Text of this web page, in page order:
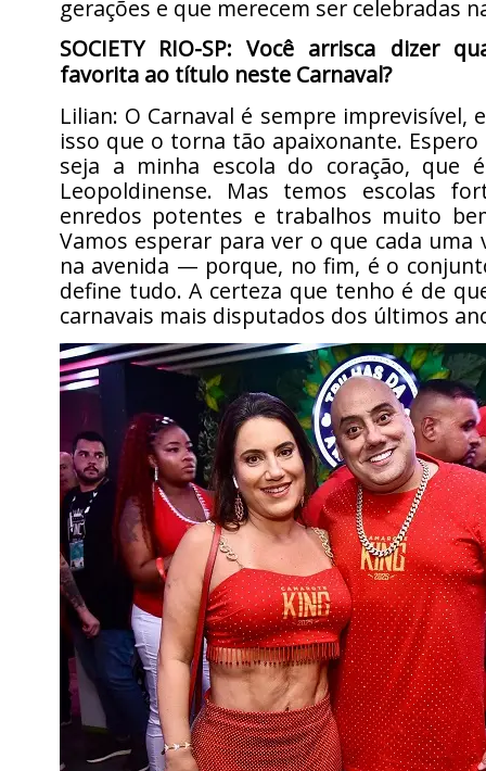
gerações e que merecem ser celebradas
SOCIETY RIO-SP: Você arrisca dizer
favorita ao título neste Carnaval?
Lilian: O Carnaval é sempre imprevisível,
isso que o torna tão apaixonante. Espero
seja a minha escola do coração, que
Leopoldinense. Mas temos escolas
enredos potentes e trabalhos muito
Vamos esperar para ver o que cada uma
na avenida — porque, no fim, é o
define tudo. A certeza que tenho é de
carnavais mais disputados dos últimos